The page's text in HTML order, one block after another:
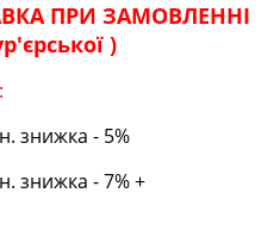
ПРИ ЗАМОВЛЕННІ
)
знижка - 5%
знижка - 7% +